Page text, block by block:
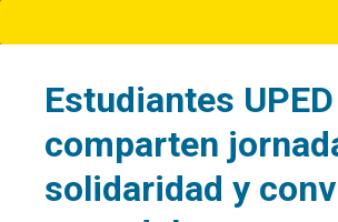
Estudiantes UPED
comparten
solidaridad y